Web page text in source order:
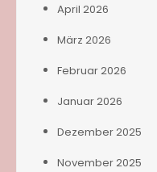
April 2026
März 2026
Februar 2026
Januar 2026
Dezember 2025
November 2025